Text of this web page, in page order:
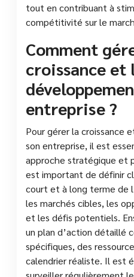
tout en contribuant à
compétitivité sur le
Comment
croissance et
entreprise ?
Pour gérer la croissance
son entreprise, il est
approche stratégique et
est important de définir
court et à long terme de
les marchés cibles, les
et les défis potentiels.
un plan d’action détaillé
spécifiques, des
calendrier réaliste. Il est